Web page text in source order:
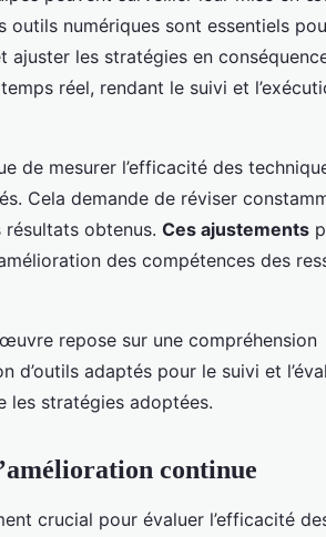
outils numériques sont essentiels
les stratégies en
réel, rendant le suivi et
de mesurer l’efficacité des
Cela demande de réviser
résultats obtenus. Ces ajustements
des compétences des
repose sur une compréhension
d’outils adaptés pour le suivi et
les stratégies adoptées.
continue
crucial pour évaluer l’efficacité